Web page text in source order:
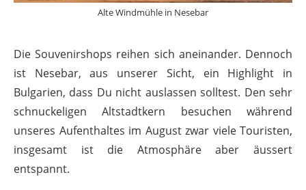
Alte Windmühle in Nesebar
Die Souvenirshops reihen sich aneinander. Dennoch
ist Nesebar, aus unserer Sicht, ein Highlight in
Bulgarien, dass Du nicht auslassen solltest. Den sehr
schnuckeligen Altstadtkern besuchen während
unseres Aufenthaltes im August zwar viele Touristen,
insgesamt ist die Atmosphäre aber äussert
entspannt.